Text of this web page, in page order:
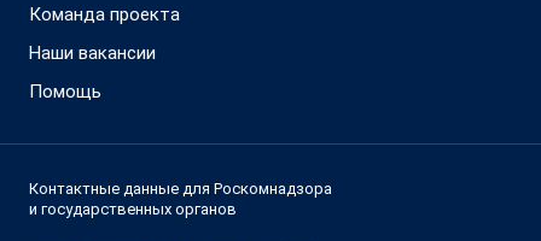
Команда проекта
Наши вакансии
Помощь
Контактные данные для Роскомнадзора
и государственных органов